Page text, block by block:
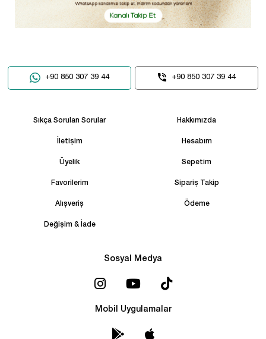
+90 850 307 39 44 +90 850 307 39 44
Sıkça Sorulan Sorular Hakkımızda
İletişim Hesabım
Üyelik Sepetim
Favorilerim Sipariş Takip
Alışveriş Ödeme
Değişim & İade
Sosyal Medya
Mobil Uygulamalar